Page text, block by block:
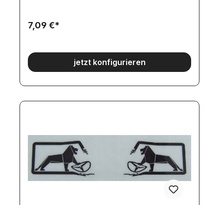
7,09 €*
jetzt konfigurieren